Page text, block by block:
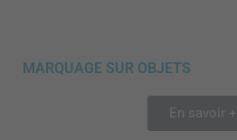
MARQUAGE SUR OBJETS
En savoir +